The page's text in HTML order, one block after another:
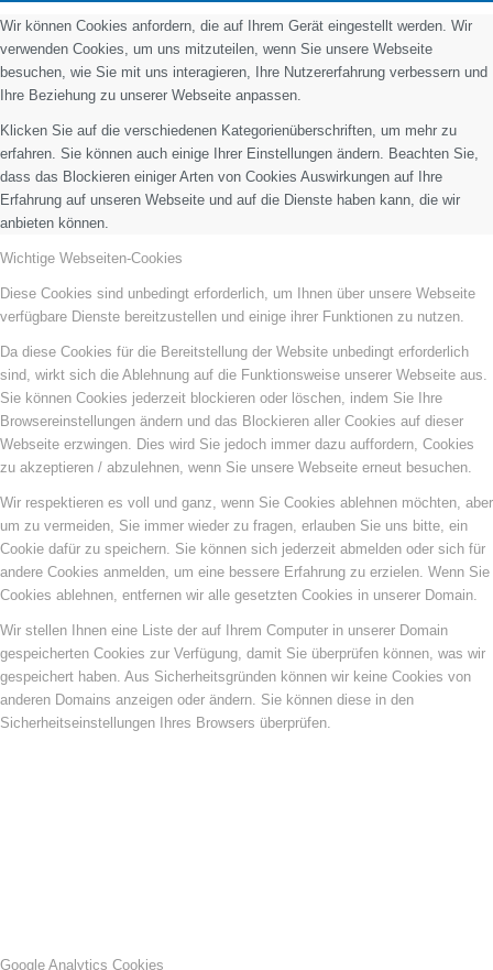
Wir können Cookies anfordern, die auf Ihrem Gerät eingestellt werden. Wir
verwenden Cookies, um uns mitzuteilen, wenn Sie unsere Webseite
besuchen, wie Sie mit uns interagieren, Ihre Nutzererfahrung verbessern und
Ihre Beziehung zu unserer Webseite anpassen.
Klicken Sie auf die verschiedenen Kategorienüberschriften, um mehr zu
erfahren. Sie können auch einige Ihrer Einstellungen ändern. Beachten Sie,
dass das Blockieren einiger Arten von Cookies Auswirkungen auf Ihre
Erfahrung auf unseren Webseite und auf die Dienste haben kann, die wir
anbieten können.
Wichtige Webseiten-Cookies
Diese Cookies sind unbedingt erforderlich, um Ihnen über unsere Webseite
verfügbare Dienste bereitzustellen und einige ihrer Funktionen zu nutzen.
Da diese Cookies für die Bereitstellung der Website unbedingt erforderlich
sind, wirkt sich die Ablehnung auf die Funktionsweise unserer Webseite aus.
Sie können Cookies jederzeit blockieren oder löschen, indem Sie Ihre
Browsereinstellungen ändern und das Blockieren aller Cookies auf dieser
Webseite erzwingen. Dies wird Sie jedoch immer dazu auffordern, Cookies
zu akzeptieren / abzulehnen, wenn Sie unsere Webseite erneut besuchen.
Wir respektieren es voll und ganz, wenn Sie Cookies ablehnen möchten, aber
um zu vermeiden, Sie immer wieder zu fragen, erlauben Sie uns bitte, ein
Cookie dafür zu speichern. Sie können sich jederzeit abmelden oder sich für
andere Cookies anmelden, um eine bessere Erfahrung zu erzielen. Wenn Sie
Cookies ablehnen, entfernen wir alle gesetzten Cookies in unserer Domain.
Wir stellen Ihnen eine Liste der auf Ihrem Computer in unserer Domain
gespeicherten Cookies zur Verfügung, damit Sie überprüfen können, was wir
gespeichert haben. Aus Sicherheitsgründen können wir keine Cookies von
anderen Domains anzeigen oder ändern. Sie können diese in den
Sicherheitseinstellungen Ihres Browsers überprüfen.
Google Analytics Cookies